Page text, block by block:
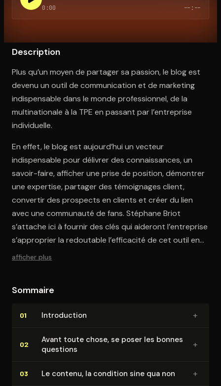
Ouvre l'app Appareil photo, pointe sur le code. C'est gratuit à
0:00 --:--
Description
Plus qu’un moyen de partager sa passion, le blog est
devenu un outil de communication et de marketing
indispensable dans le monde professionnel, de la
multinationale à la TPE en passant par l’entreprise
individuelle.
En effet, le blog est aujourd’hui un vecteur
indispensable pour délivrer des connaissances, un
savoir-faire, afficher une prise de position, démontrer
une expertise, partager des témoignages client,
convertir des prospects en clients et créer du lien
avec une communauté de fans. Stéphane Briot
s’attache ici à fournir des clés qui aideront l’entreprise
s’approprier la redoutable l’efficacité de cet outil en
l’intégrant à sa stratégie commerciale.
afficher plus
Sommaire
01 In­tro­duc­tion +
02
Avant toute chose, se poser les bonnes
questions
+
03 Le contenu, la condition sine qua non +